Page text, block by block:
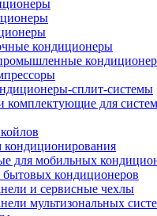
кондиционеры
сплит-системы
комплектующие для
кондиционирования
для мобильных
бытовых кондиционеров
и сервисные чехлы
мультизональных